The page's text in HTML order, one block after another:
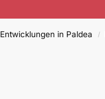
Entwicklungen in Paldea /